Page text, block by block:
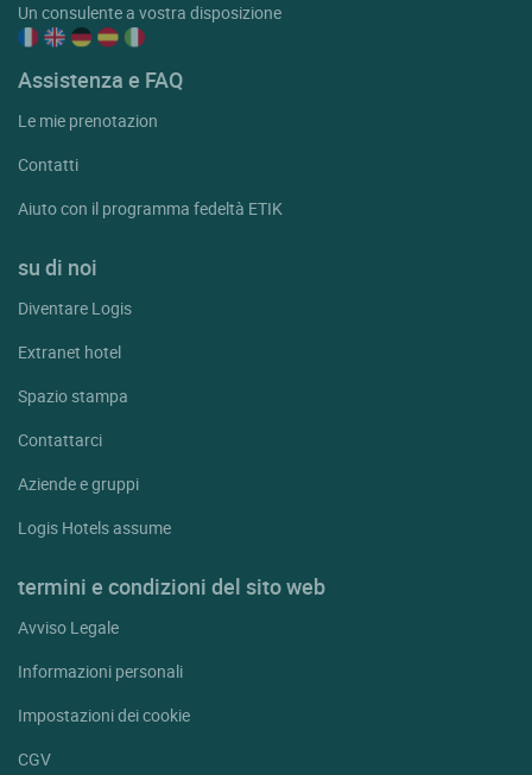
Un consulente a vostra disposizione
Assistenza e FAQ
Le mie prenotazion
Contatti
Aiuto con il programma fedeltà ETIK
su di noi
Diventare Logis
Extranet hotel
Spazio stampa
Contattarci
Aziende e gruppi
Logis Hotels assume
termini e condizioni del sito web
Avviso Legale
Informazioni personali
Impostazioni dei cookie
CGV